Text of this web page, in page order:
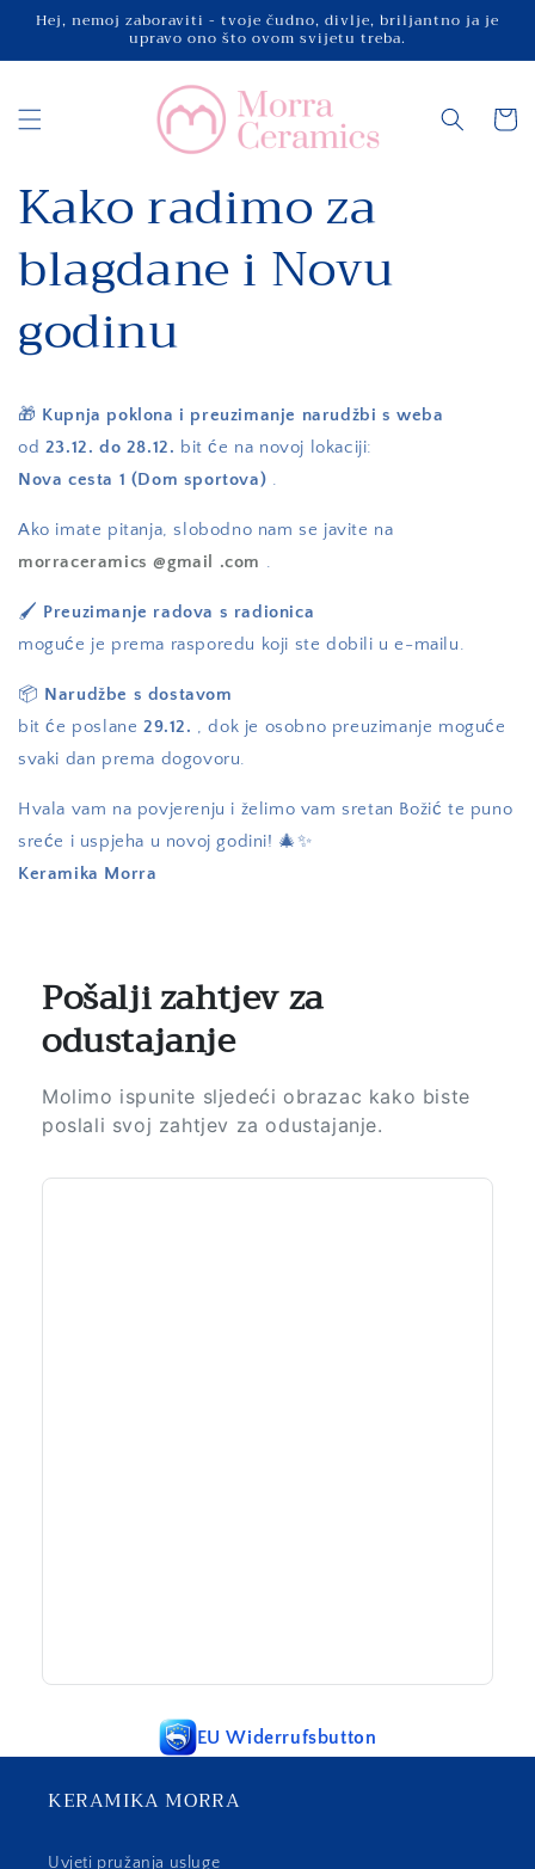
na
Hej, nemoj zaboraviti - tvoje čudno, divlje, briljantno ja je
upravo ono što ovom svijetu treba.
Kako radimo za
blagdane i Novu
godinu
🎁 Kupnja poklona i preuzimanje narudžbi s weba
od 23.12. do 28.12. bit će na novoj lokaciji:
Nova cesta 1 (Dom sportova) .
Ako imate pitanja, slobodno nam se javite na
morraceramics @gmail .com .
🖌️ Preuzimanje radova s ​​radionica
moguće je prema rasporedu koji ste dobili u e-mailu.
📦 Narudžbe s dostavom
bit će poslane 29.12. , dok je osobno preuzimanje moguće
svaki dan prema dogovoru.
Hvala vam na povjerenju i želimo vam sretan Božić te puno
sreće i uspjeha u novoj godini! 🎄✨
Keramika Morra
Pošalji zahtjev za
odustajanje
Molimo ispunite sljedeći obrazac kako biste
poslali svoj zahtjev za odustajanje.
EU Widerrufsbutton
KERAMIKA MORRA
Uvjeti pružanja usluge